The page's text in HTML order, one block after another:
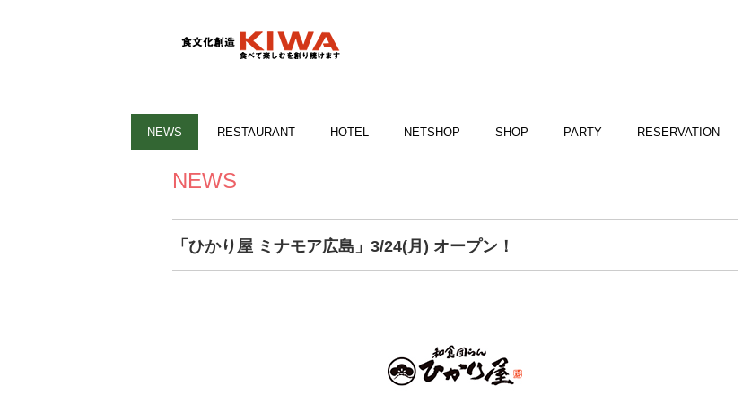
NEWS RESTAURANT HOTEL NETSHOP SHOP PARTY RESERVATION
NEWS
「ひかり屋 ミナモア広島」3/24(月) オープン！